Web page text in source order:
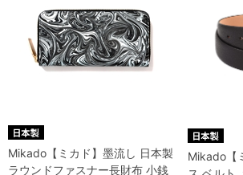
Mikado【ミカド】墨流し 日本製
ラウンドファスナー長財布 小銭
Mikado【